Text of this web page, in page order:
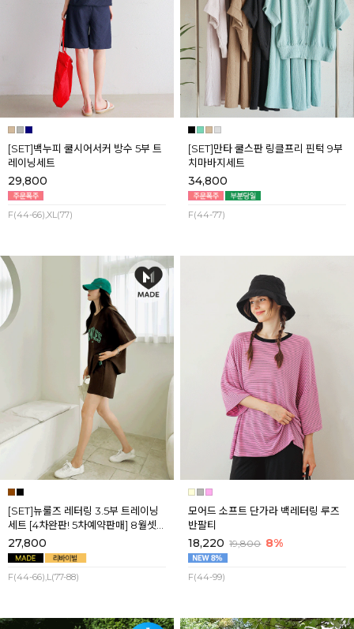
[SET]백누피 쿨시어서커 방수 5부 트
레이닝세트
29,800
F(44-66),XL(77)
[SET]만타 쿨스판 링클프리 핀턱 9부
치마바지세트
34,800
F(44-77)
[SET]뉴룰즈 레터링 3.5부 트레이닝
세트 [4차완판! 5차예약판매] 8월셋
째주 순차배송
27,800
F(44-66),L(77-88)
모어드 소프트 단가라 백레터링 루즈
반팔티
18,220 19,800 8%
F(44-99)